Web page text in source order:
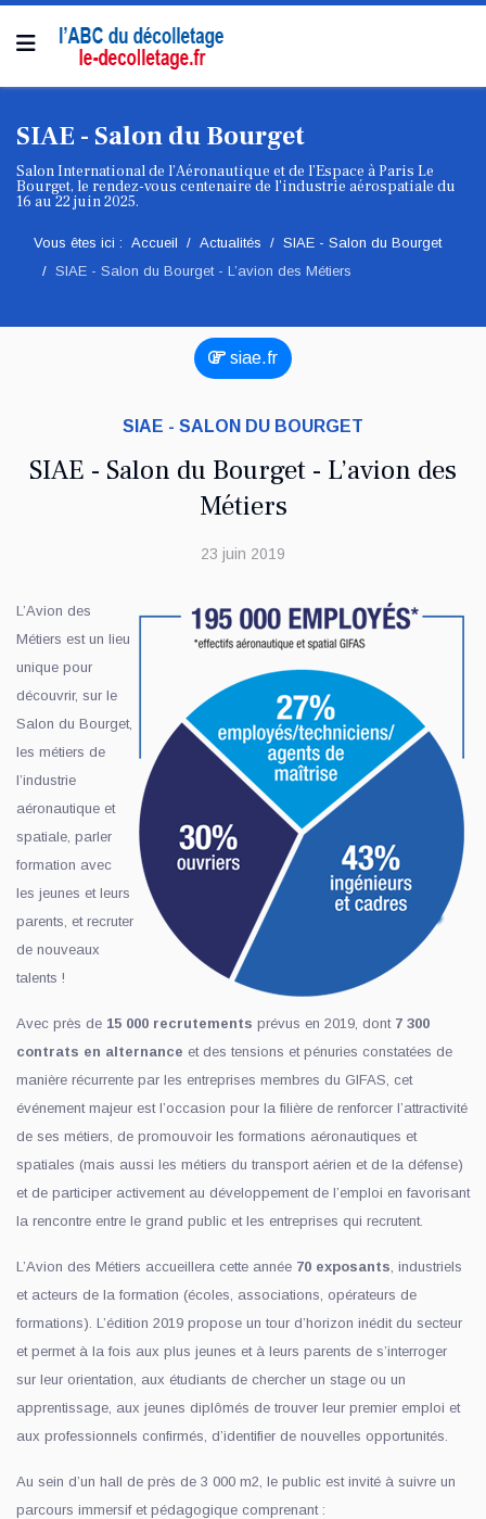
SIAE - Salon du Bourget
Salon International de l’Aéronautique et de l’Espace à Paris Le
Bourget, le rendez-vous centenaire de l'industrie aérospatiale du
16 au 22 juin 2025.
Vous êtes ici : Accueil Actualités
SIAE - Salon du Bourget
SIAE - Salon du Bourget - L’avion des Métiers
siae.fr
SIAE - SALON DU BOURGET
SIAE - Salon du Bourget - L’avion des
Métiers
23 juin 2019
L’Avion des
Métiers est un lieu
unique pour
découvrir, sur le
Salon du Bourget,
les métiers de
l’industrie
aéronautique et
spatiale, parler
formation avec
les jeunes et leurs
parents, et recruter
de nouveaux
talents !
Avec près de 15 000 recrutements prévus en 2019, dont 7 300
contrats en alternance et des tensions et pénuries constatées de
manière récurrente par les entreprises membres du GIFAS, cet
événement majeur est l’occasion pour la filière de renforcer l’attractivité
de ses métiers, de promouvoir les formations aéronautiques et
spatiales (mais aussi les métiers du transport aérien et de la défense)
et de participer activement au développement de l’emploi en favorisant
la rencontre entre le grand public et les entreprises qui recrutent.
L’Avion des Métiers accueillera cette année 70 exposants, industriels
et acteurs de la formation (écoles, associations, opérateurs de
formations). L’édition 2019 propose un tour d’horizon inédit du secteur
et permet à la fois aux plus jeunes et à leurs parents de s’interroger
sur leur orientation, aux étudiants de chercher un stage ou un
apprentissage, aux jeunes diplômés de trouver leur premier emploi et
aux professionnels confirmés, d’identifier de nouvelles opportunités.
Au sein d’un hall de près de 3 000 m2, le public est invité à suivre un
parcours immersif et pédagogique comprenant :